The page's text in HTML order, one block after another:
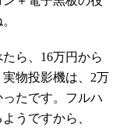
ら、16万円から
物投影機は、2万
たです。フルハ
うですから、